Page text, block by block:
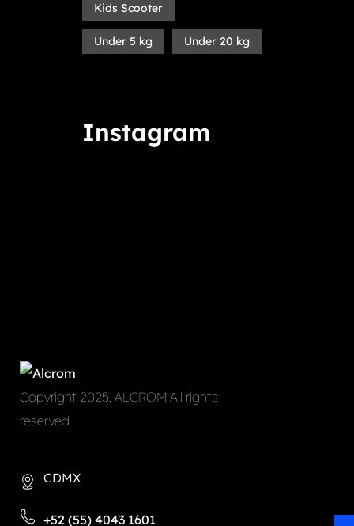
Kids Scooter
Under 5 kg Under 20 kg
Instagram
Copyright 2025, ALCROM All rights
reserved
CDMX
+52 (55) 4043 1601